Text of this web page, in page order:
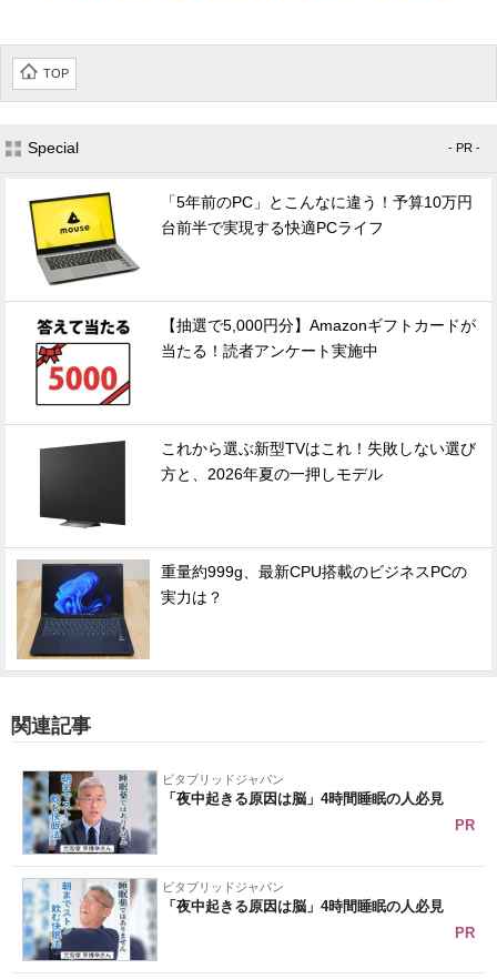
TOP
Special - PR -
「5年前のPC」とこんなに違う！予算10万円
台前半で実現する快適PCライフ
【抽選で5,000円分】Amazonギフトカードが
当たる！読者アンケート実施中
これから選ぶ新型TVはこれ！失敗しない選び
方と、2026年夏の一押しモデル
重量約999g、最新CPU搭載のビジネスPCの
実力は？
関連記事
ビタブリッドジャパン
「夜中起きる原因は脳」4時間睡眠の人必見
PR
ビタブリッドジャパン
「夜中起きる原因は脳」4時間睡眠の人必見
PR